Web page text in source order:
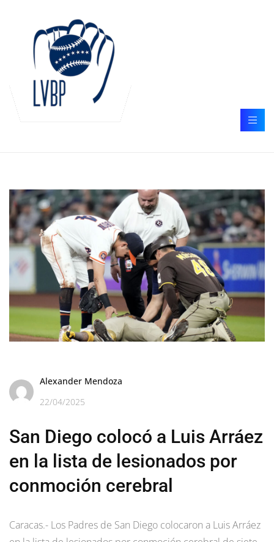
Alexander Mendoza
22/04/2025
San Diego colocó a Luis Arráez
en la lista de lesionados por
conmoción cerebral
Caracas.- Los Padres de San Diego colocaron a Luis Arráez